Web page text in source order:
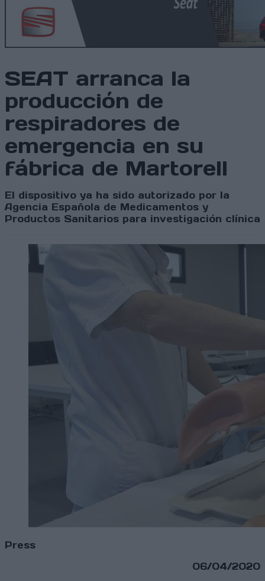
SEAT arranca la
producción de
respiradores de
emergencia en su
fábrica de Martorell
El dispositivo ya ha sido autorizado por la
Agencia Española de Medicamentos y
Productos Sanitarios para investigación clínica
Press
06/04/2020